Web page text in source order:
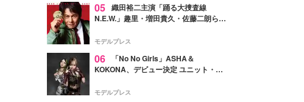
05 織田裕二主演「踊る大捜査線
N.E.W.」趣里・増田貴久・佐藤二朗ら新
徴する“謎のキーワード”も
モデルプレス
06
「No No Girls」ASHA＆
KOKONA、デビュー決定 ユニット・
リリースへ
モデルプレス